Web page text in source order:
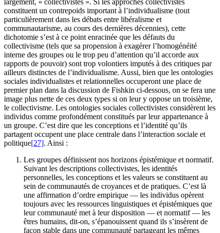
constituent un contrepoids important à l’individualisme (tout
particulièrement dans les débats entre libéralisme et
communautarisme, au cours des dernières décennies), cette
dichotomie s’est à ce point enracinée que les défauts du
collectivisme (tels que sa propension à exagérer l’homogénéité
interne des groupes ou le trop peu d’attention qu’il accorde aux
rapports de pouvoir) sont trop volontiers imputés à des critiques par
ailleurs distinctes de l’individualisme. Aussi, bien que les ontologies
sociales individualistes et relationnelles occuperont une place de
premier plan dans la discussion de Fishkin ci-dessous, on se fera une
image plus nette de ces deux types si on leur y oppose un troisième,
le collectivisme. Les ontologies sociales collectivistes considèrent les
individus comme profondément constitués par leur appartenance à
un groupe. C’est dire que les conceptions et l’identité qu’ils
partagent occupent une place centrale dans l’interaction sociale et
politique[27]. Ainsi :
Les groupes définissent nos horizons épistémique et normatif.
Suivant les descriptions collectivistes, les identités
personnelles, les conceptions et les valeurs se constituent au
sein de communautés de croyances et de pratiques. C’est là
une affirmation d’ordre empirique — les individus opèrent
toujours avec les ressources linguistiques et épistémiques que
leur communauté met à leur disposition — et normatif — les
êtres humains, dit-on, s’épanouissent quand ils s’insèrent de
façon stable dans une communauté partageant les mêmes